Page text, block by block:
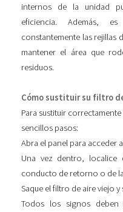
internos de la unidad
eficiencia. Además,
constantemente las rejillas
mantener el área que
residuos.
Cómo sustituir su filtro
Para sustituir
sencillos pasos:
Abra el panel para acceder
Una vez dentro,
conducto de retorno o de
Saque el filtro de aire viejo
Todos los signos